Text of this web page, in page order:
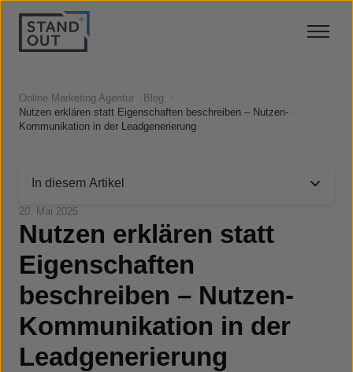
Online Marketing Agentur Blog
Nutzen erklären statt Eigenschaften beschreiben – Nutzen-
Kommunikation in der Leadgenerierung
In diesem Artikel
20. Mai 2025
Nutzen erklären statt
Eigenschaften
beschreiben – Nutzen-
Kommunikation in der
Leadgenerierung